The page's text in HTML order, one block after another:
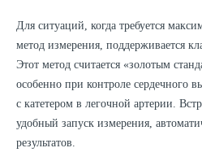
Для ситуаций, когда требуется
метод измерения, поддерживается
Этот метод считается «золотым
особенно при контроле сердечного
с катетером в легочной артерии.
удобный запуск измерения,
результатов.